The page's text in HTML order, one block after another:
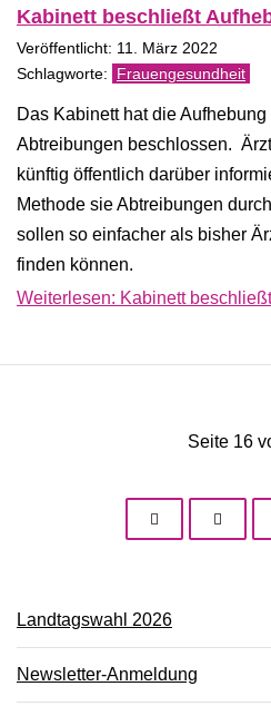
Kabinett beschließt
Veröffentlicht: 11. März 2022
Frauengesundheit
Das Kabinett hat die
Abtreibungen beschlossen.
künftig öffentlich darüber
Methode sie Abtreibungen
sollen so einfacher als bisher
finden können.
Weiterlesen: Kabinett
Seite 16
Landtagswahl 2026
Newsletter-Anmeldung